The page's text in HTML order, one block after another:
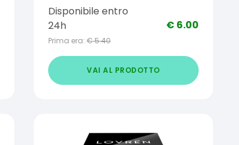
Disponibile entro
24h
Prima era: €5.40
€ 6.00
VAI AL PRODOTTO